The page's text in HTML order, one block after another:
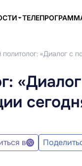
политолог: «Диалог с
в